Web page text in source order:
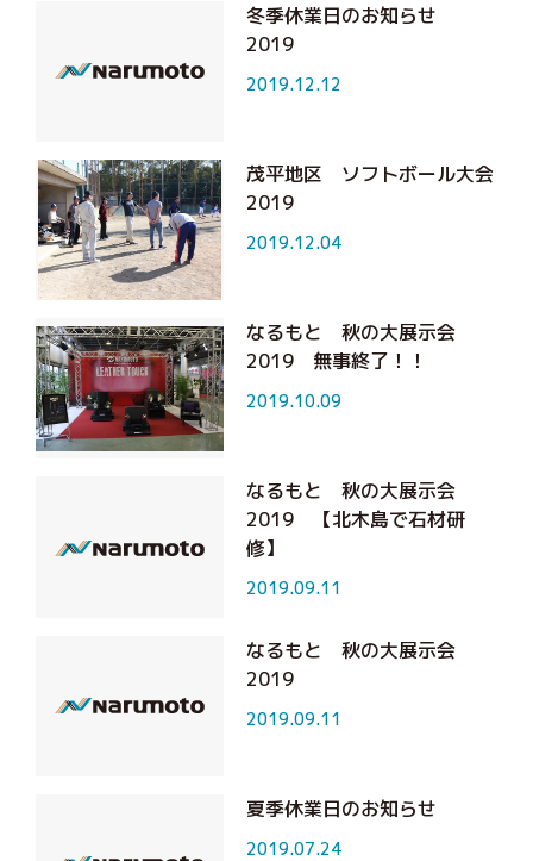
冬季休業日のお知らせ
2019
2019.12.12
茂平地区 ソフトボール大会
2019
2019.12.04
なるもと 秋の大展示会
2019 無事終了！！
2019.10.09
なるもと 秋の大展示会
2019 【北木島で石材研
修】
2019.09.11
なるもと 秋の大展示会
2019
2019.09.11
夏季休業日のお知らせ
2019.07.24